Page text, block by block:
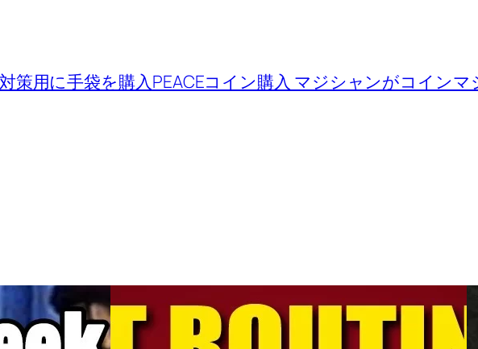
策用に手袋を購入PEACEコイン購入 マジシャンがコイン